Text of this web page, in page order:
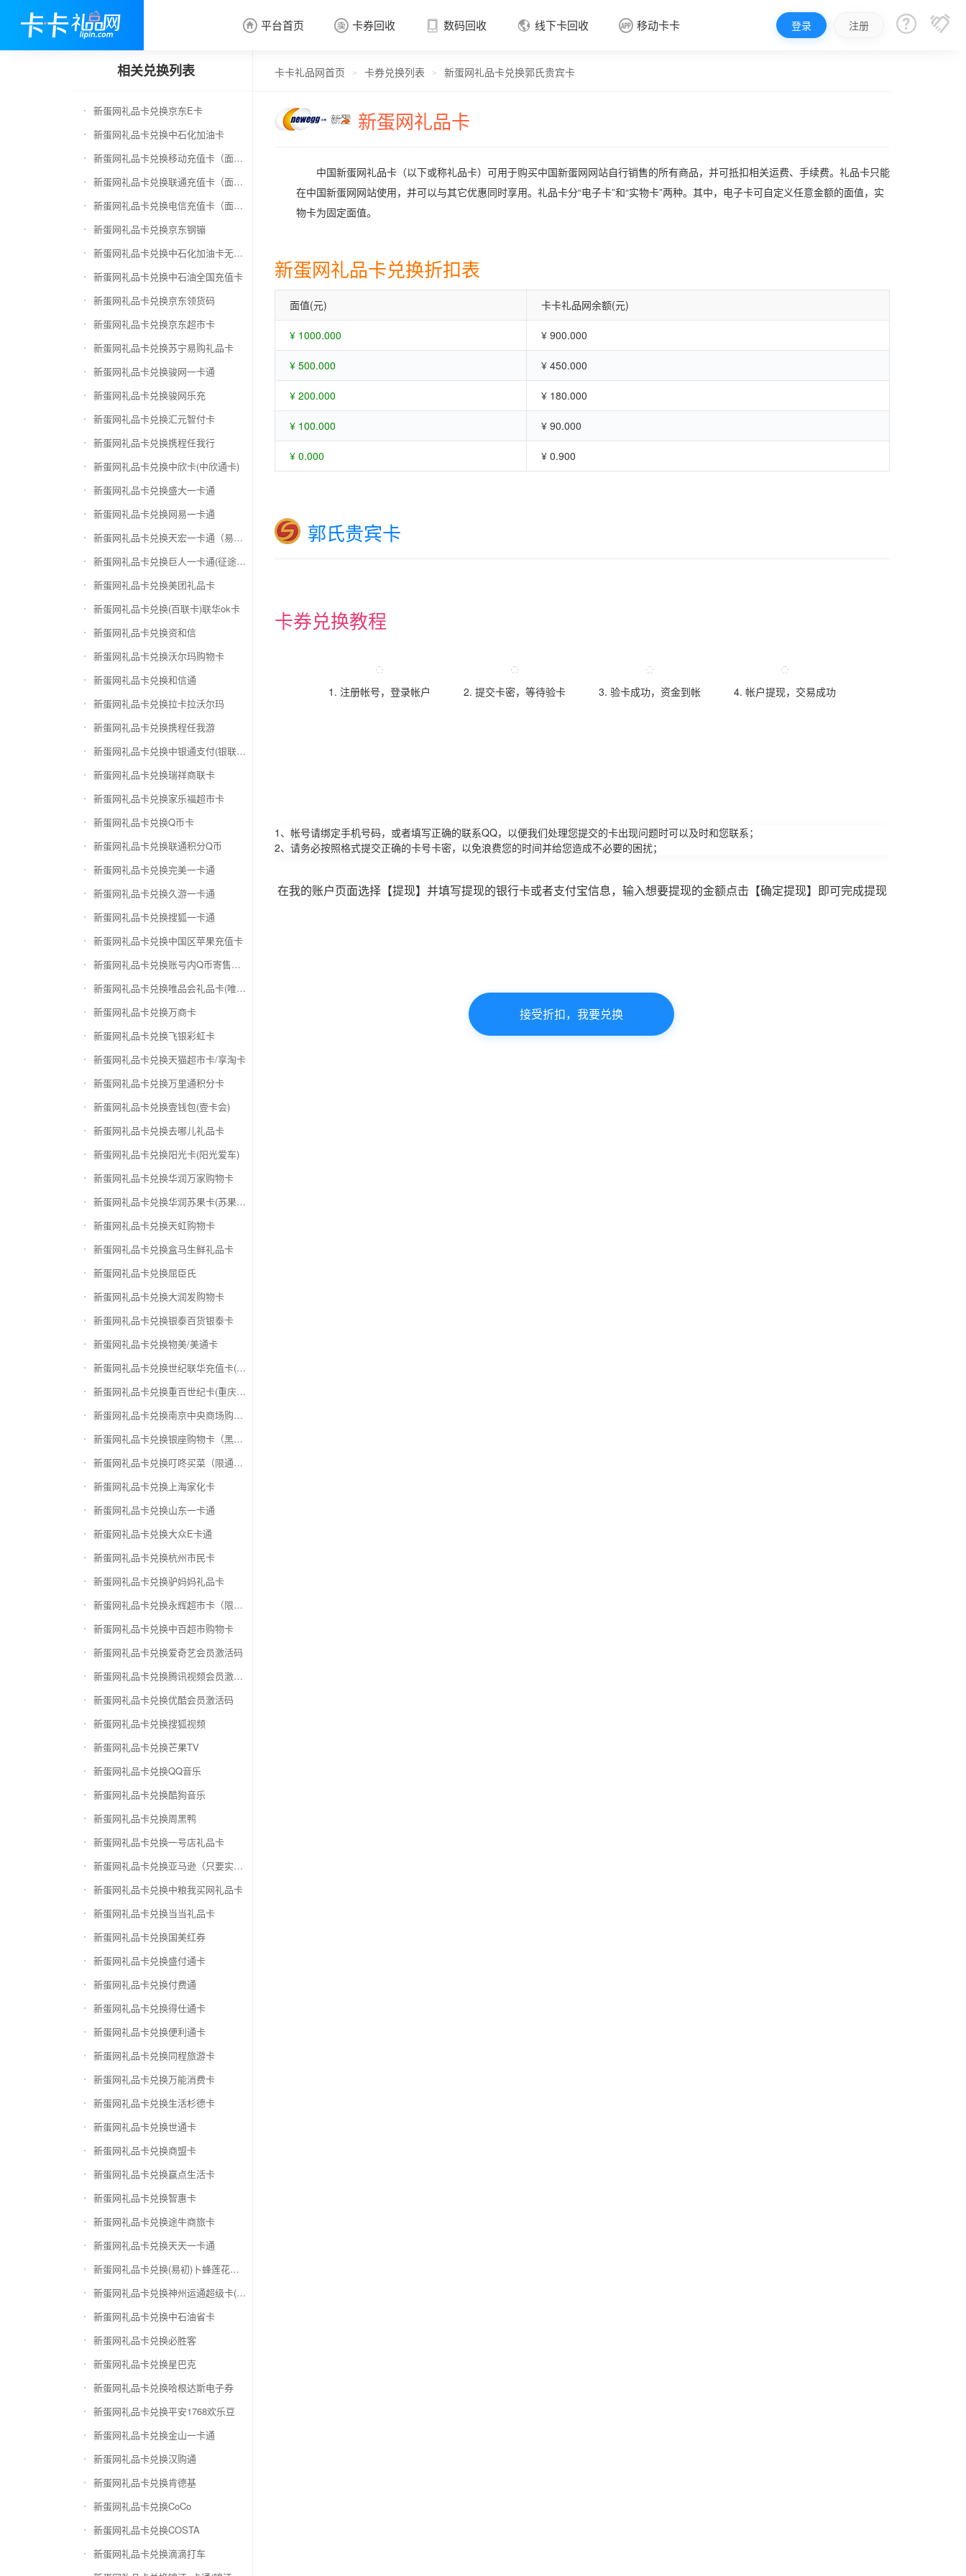
 平台首页  卡券回收
 卡券回收
 数码回收  线下卡回收  移动卡卡 登录 注册  
相关兑换列表
新蛋网礼品卡兑换京东E卡
新蛋网礼品卡兑换中石化加油卡
新蛋网礼品卡兑换移动充值卡（面值千万别选错）
新蛋网礼品卡兑换联通充值卡（面值千万别选错）
新蛋网礼品卡兑换电信充值卡（面值千万别选错）
新蛋网礼品卡兑换京东钢镚
新蛋网礼品卡兑换中石化加油卡无卡号（面值千万别选错）
新蛋网礼品卡兑换中石油全国充值卡
新蛋网礼品卡兑换京东领货码
新蛋网礼品卡兑换京东超市卡
新蛋网礼品卡兑换苏宁易购礼品卡
新蛋网礼品卡兑换骏网一卡通
新蛋网礼品卡兑换骏网乐充
新蛋网礼品卡兑换汇元智付卡
新蛋网礼品卡兑换携程任我行
新蛋网礼品卡兑换中欣卡(中欣通卡)
新蛋网礼品卡兑换盛大一卡通
新蛋网礼品卡兑换网易一卡通
新蛋网礼品卡兑换天宏一卡通（易冲天宏卡）
新蛋网礼品卡兑换巨人一卡通(征途卡)
新蛋网礼品卡兑换美团礼品卡
新蛋网礼品卡兑换(百联卡)联华ok卡
新蛋网礼品卡兑换资和信
新蛋网礼品卡兑换沃尔玛购物卡
新蛋网礼品卡兑换和信通
新蛋网礼品卡兑换拉卡拉沃尔玛
新蛋网礼品卡兑换携程任我游
新蛋网礼品卡兑换中银通支付(银联购物卡)
新蛋网礼品卡兑换瑞祥商联卡
新蛋网礼品卡兑换家乐福超市卡
新蛋网礼品卡兑换Q币卡
新蛋网礼品卡兑换联通积分Q币
新蛋网礼品卡兑换完美一卡通
新蛋网礼品卡兑换久游一卡通
新蛋网礼品卡兑换搜狐一卡通
新蛋网礼品卡兑换中国区苹果充值卡
新蛋网礼品卡兑换账号内Q币寄售（维护中）
新蛋网礼品卡兑换唯品会礼品卡(唯品卡)
新蛋网礼品卡兑换万商卡
新蛋网礼品卡兑换飞银彩虹卡
新蛋网礼品卡兑换天猫超市卡/享淘卡
新蛋网礼品卡兑换万里通积分卡
新蛋网礼品卡兑换壹钱包(壹卡会)
新蛋网礼品卡兑换去哪儿礼品卡
新蛋网礼品卡兑换阳光卡(阳光爱车)
新蛋网礼品卡兑换华润万家购物卡
新蛋网礼品卡兑换华润苏果卡(苏果超市卡)（维护 请暂停提交）
新蛋网礼品卡兑换天虹购物卡
新蛋网礼品卡兑换盒马生鲜礼品卡
新蛋网礼品卡兑换屈臣氏
新蛋网礼品卡兑换大润发购物卡
新蛋网礼品卡兑换银泰百货银泰卡
新蛋网礼品卡兑换物美/美通卡
新蛋网礼品卡兑换世纪联华充值卡(杭州联华)
新蛋网礼品卡兑换重百世纪卡(重庆百货)
新蛋网礼品卡兑换南京中央商场购物卡
新蛋网礼品卡兑换银座购物卡（黑卡）
新蛋网礼品卡兑换叮咚买菜（限通用礼品卡）
新蛋网礼品卡兑换上海家化卡
新蛋网礼品卡兑换山东一卡通
新蛋网礼品卡兑换大众E卡通
新蛋网礼品卡兑换杭州市民卡
新蛋网礼品卡兑换驴妈妈礼品卡
新蛋网礼品卡兑换永辉超市卡（限实体卡）
新蛋网礼品卡兑换中百超市购物卡
新蛋网礼品卡兑换爱奇艺会员激活码
新蛋网礼品卡兑换腾讯视频会员激活码
新蛋网礼品卡兑换优酷会员激活码
新蛋网礼品卡兑换搜狐视频
新蛋网礼品卡兑换芒果TV
新蛋网礼品卡兑换QQ音乐
新蛋网礼品卡兑换酷狗音乐
新蛋网礼品卡兑换周黑鸭
新蛋网礼品卡兑换一号店礼品卡
新蛋网礼品卡兑换亚马逊（只要实体卡）
新蛋网礼品卡兑换中粮我买网礼品卡
新蛋网礼品卡兑换当当礼品卡
新蛋网礼品卡兑换国美红券
新蛋网礼品卡兑换盛付通卡
新蛋网礼品卡兑换付费通
新蛋网礼品卡兑换得仕通卡
新蛋网礼品卡兑换便利通卡
新蛋网礼品卡兑换同程旅游卡
新蛋网礼品卡兑换万能消费卡
新蛋网礼品卡兑换生活杉德卡
新蛋网礼品卡兑换世通卡
新蛋网礼品卡兑换商盟卡
新蛋网礼品卡兑换赢点生活卡
新蛋网礼品卡兑换智惠卡
新蛋网礼品卡兑换途牛商旅卡
新蛋网礼品卡兑换天天一卡通
新蛋网礼品卡兑换(易初)卜蜂莲花礼品卡
新蛋网礼品卡兑换神州运通超级卡(运通网购卡)
新蛋网礼品卡兑换中石油省卡
新蛋网礼品卡兑换必胜客
新蛋网礼品卡兑换星巴克
新蛋网礼品卡兑换哈根达斯电子券
新蛋网礼品卡兑换平安1768欢乐豆
新蛋网礼品卡兑换金山一卡通
新蛋网礼品卡兑换汉购通
新蛋网礼品卡兑换肯德基
新蛋网礼品卡兑换CoCo
新蛋网礼品卡兑换COSTA
新蛋网礼品卡兑换滴滴打车
卡卡礼品网首页 > 卡券兑换列表 > 新蛋网礼品卡兑换郭氏贵宾卡
新蛋网礼品卡
中国新蛋网礼品卡（以下或称礼品卡）可用于购买中国新蛋网网站自行销售的所有商品，并可抵扣相关运费、手续费。礼品卡只能
在中国新蛋网网站使用，并可以与其它优惠同时享用。礼品卡分“电子卡”和“实物卡”两种。其中，电子卡可自定义任意金额的面值，实
物卡为固定面值。
新蛋网礼品卡兑换折扣表
面值(元) 卡卡礼品网余额(元)
¥ 1000.000 ¥ 900.000
¥ 500.000 ¥ 450.000
¥ 200.000 ¥ 180.000
¥ 100.000 ¥ 90.000
¥ 0.000 ¥ 0.900
郭氏贵宾卡
卡券兑换教程
1. 注册帐号，登录帐户 2. 提交卡密，等待验卡 3. 验卡成功，资金到帐 4. 帐户提现，交易成功
1、帐号请绑定手机号码，或者填写正确的联系QQ，以便我们处理您提交的卡出现问题时可以及时和您联系；
2、请务必按照格式提交正确的卡号卡密，以免浪费您的时间并给您造成不必要的困扰；
在我的账户页面选择【提现】并填写提现的银行卡或者支付宝信息，输入想要提现的金额点击【确定提现】即可完成提现
接受折扣，我要兑换